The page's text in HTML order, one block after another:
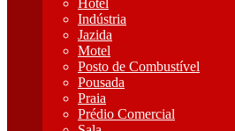
Hotel
Indústria
Jazida
Motel
Posto de Combustível
Pousada
Praia
Prédio Comercial